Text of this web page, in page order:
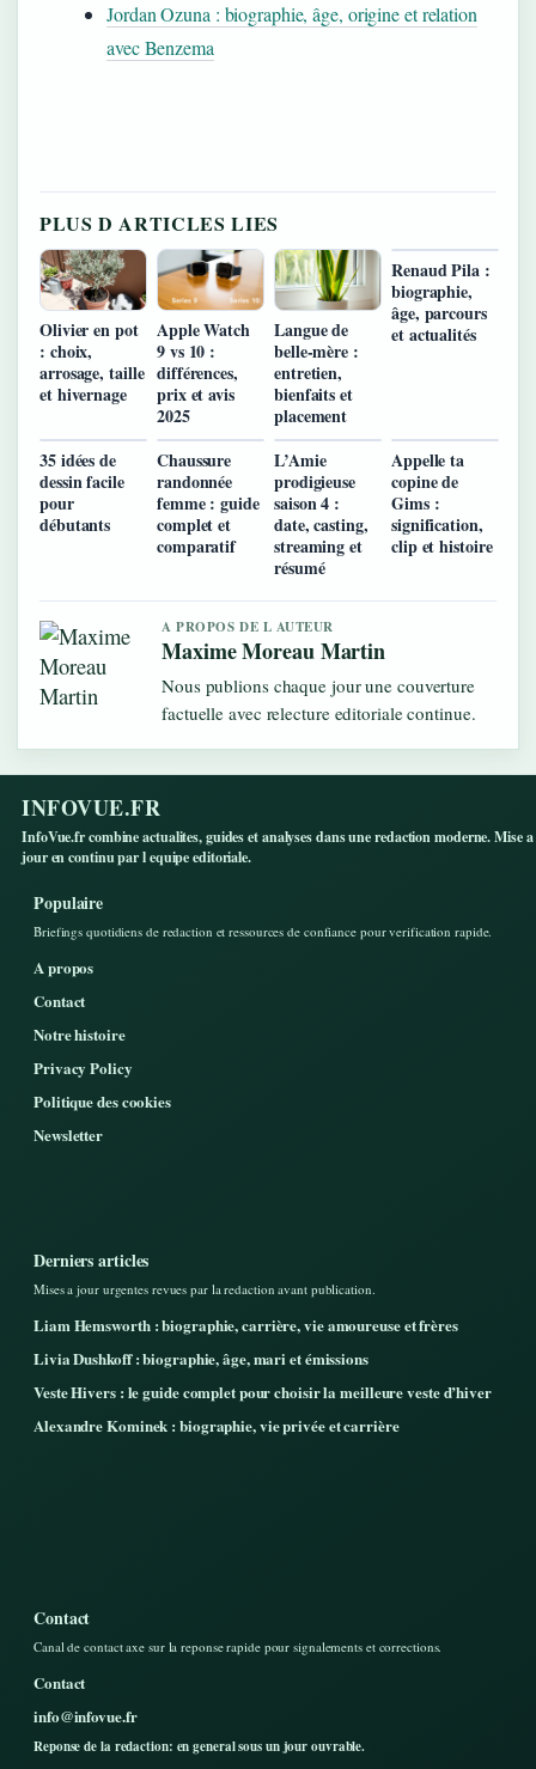
Jordan Ozuna : biographie, âge, origine et relation
avec Benzema
PLUS D ARTICLES LIES
Olivier en pot
: choix,
arrosage, taille
et hivernage
Apple Watch
9 vs 10 :
différences,
prix et avis
2025
Langue de
belle-mère :
entretien,
bienfaits et
placement
Renaud Pila :
biographie,
âge, parcours
et actualités
35 idées de
dessin facile
pour
débutants
Chaussure
randonnée
femme : guide
complet et
comparatif
L’Amie
prodigieuse
saison 4 :
date, casting,
streaming et
résumé
Appelle ta
copine de
Gims :
signification,
clip et histoire
A PROPOS DE L AUTEUR
Maxime Moreau Martin
Nous publions chaque jour une couverture
factuelle avec relecture editoriale continue.
INFOVUE.FR
InfoVue.fr combine actualites, guides et analyses dans une redaction moderne. Mise a
jour en continu par l equipe editoriale.
Populaire
Briefings quotidiens de redaction et ressources de confiance pour verification rapide.
A propos
Contact
Notre histoire
Privacy Policy
Politique des cookies
Newsletter
Derniers articles
Mises a jour urgentes revues par la redaction avant publication.
Liam Hemsworth : biographie, carrière, vie amoureuse et frères
Livia Dushkoff : biographie, âge, mari et émissions
Veste Hivers : le guide complet pour choisir la meilleure veste d’hiver
Alexandre Kominek : biographie, vie privée et carrière
Contact
Canal de contact axe sur la reponse rapide pour signalements et corrections.
Contact
info@infovue.fr
Reponse de la redaction: en general sous un jour ouvrable.